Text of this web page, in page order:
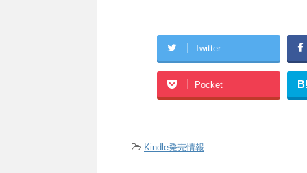
Twitter
Pocket
-Kindle発売情報